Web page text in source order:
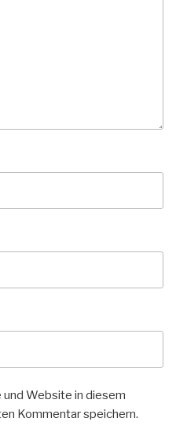
Website in diesem
Kommentar speichern.